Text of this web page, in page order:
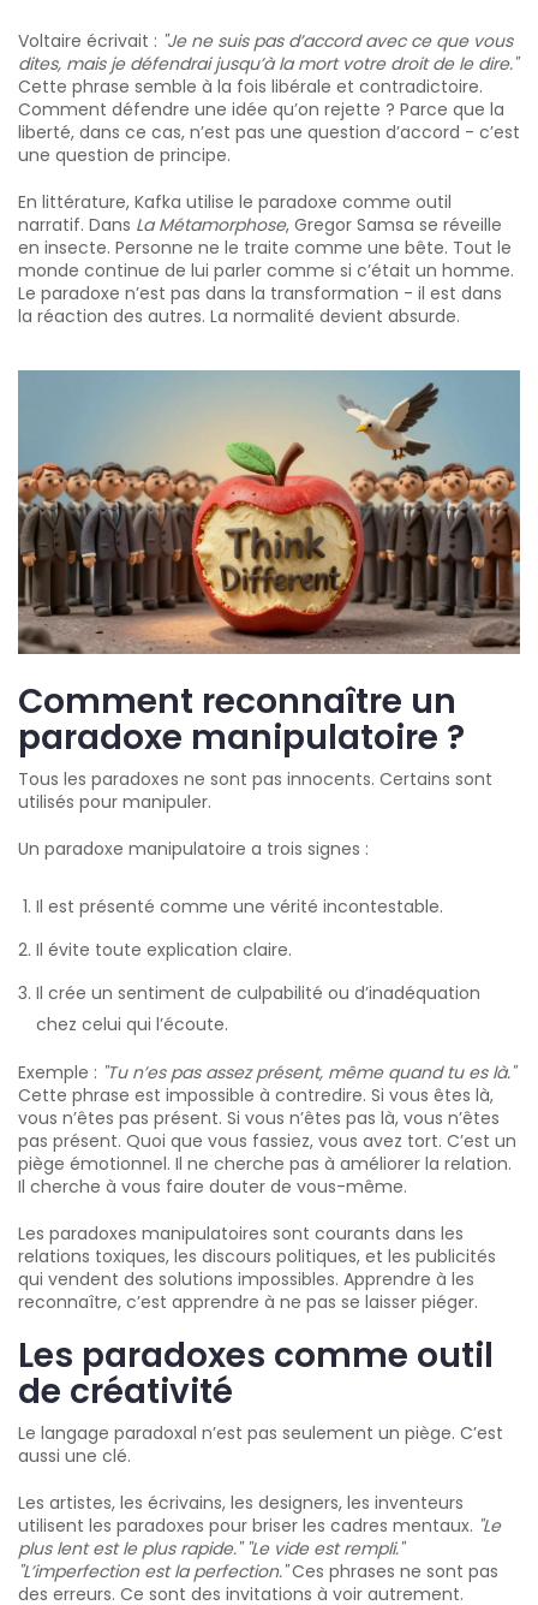
Voltaire écrivait : "Je ne suis pas d’accord avec ce que vous
dites, mais je défendrai jusqu’à la mort votre droit de le dire."
Cette phrase semble à la fois libérale et contradictoire.
Comment défendre une idée qu’on rejette ? Parce que la
liberté, dans ce cas, n’est pas une question d’accord - c’est
une question de principe.
En littérature, Kafka utilise le paradoxe comme outil
narratif. Dans La Métamorphose, Gregor Samsa se réveille
en insecte. Personne ne le traite comme une bête. Tout le
monde continue de lui parler comme si c’était un homme.
Le paradoxe n’est pas dans la transformation - il est dans
la réaction des autres. La normalité devient absurde.
Comment reconnaître un
paradoxe manipulatoire ?
Tous les paradoxes ne sont pas innocents. Certains sont
utilisés pour manipuler.
Un paradoxe manipulatoire a trois signes :
Il est présenté comme une vérité incontestable.
Il évite toute explication claire.
Il crée un sentiment de culpabilité ou d’inadéquation
chez celui qui l’écoute.
Exemple : "Tu n’es pas assez présent, même quand tu es là."
Cette phrase est impossible à contredire. Si vous êtes là,
vous n’êtes pas présent. Si vous n’êtes pas là, vous n’êtes
pas présent. Quoi que vous fassiez, vous avez tort. C’est un
piège émotionnel. Il ne cherche pas à améliorer la relation.
Il cherche à vous faire douter de vous-même.
Les paradoxes manipulatoires sont courants dans les
relations toxiques, les discours politiques, et les publicités
qui vendent des solutions impossibles. Apprendre à les
reconnaître, c’est apprendre à ne pas se laisser piéger.
Les paradoxes comme outil
de créativité
Le langage paradoxal n’est pas seulement un piège. C’est
aussi une clé.
Les artistes, les écrivains, les designers, les inventeurs
utilisent les paradoxes pour briser les cadres mentaux. "Le
plus lent est le plus rapide." "Le vide est rempli."
"L’imperfection est la perfection."Ces phrases ne sont pas
des erreurs. Ce sont des invitations à voir autrement.